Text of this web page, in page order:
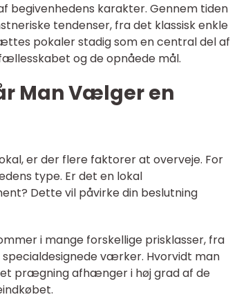
begivenhedens karakter. Gennem tiden
tendenser, fra det klassisk enkle
pokaler stadig som en central del af
og de opnåede mål.
Man Vælger en
er der flere faktorer at overveje. For
type. Er det en lokal
Dette vil påvirke din beslutning
i mange forskellige prisklasser, fra
værker. Hvorvidt man
prægning afhænger i høj grad af de